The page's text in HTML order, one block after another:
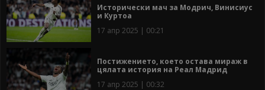
Исторически мач за Модрич, Винисиус
и Куртоа
17 апр 2025 | 00:21
Постижението, което остава мираж в
цялата история на Реал Мадрид
17 апр 2025 | 00:32